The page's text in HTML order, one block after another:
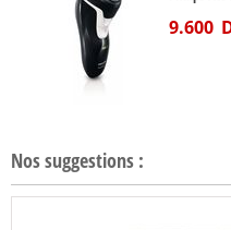
9.600
Nos suggestions :